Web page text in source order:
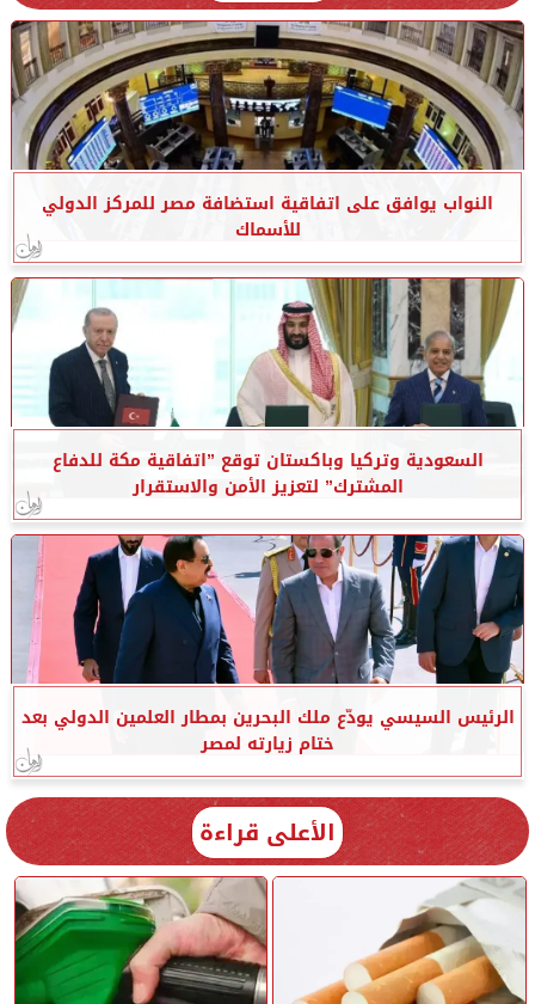
النواب يوافق على اتفاقية استضافة مصر للمركز الدولي
للأسماك
السعودية وتركيا وباكستان توقع ”اتفاقية مكة للدفاع
المشترك” لتعزيز الأمن والاستقرار
الرئيس السيسي يودّع ملك البحرين بمطار العلمين الدولي بعد
ختام زيارته لمصر
الأعلى قراءة